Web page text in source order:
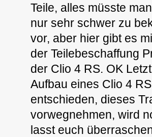
Teile, alles müsste
nur sehr schwer zu
vor, aber hier gibt es
der Teilebeschaffung
der Clio 4 RS. OK
Aufbau eines Clio 4
entschieden, dieses
vorwegnehmen, wird
lasst euch